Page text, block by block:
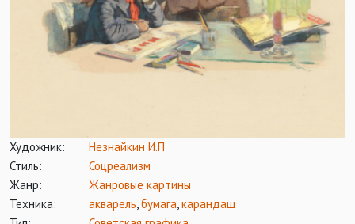
Художник:
Незнайкин И.П
Стиль:
Соцреализм
Жанр:
Жанровые картины
Техника:
акварель,бумага,карандаш